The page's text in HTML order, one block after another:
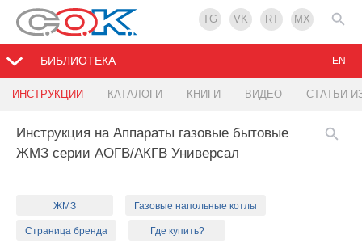
TG VK RT MX
БИБЛИОТЕКА
ИНСТРУКЦИИ КАТАЛОГИ КНИГИ ВИДЕО СТАТЬИ
EN
Инструкция на Аппараты газовые бытовые
ЖМЗ серии АОГВ/АКГВ Универсал
ЖМЗ Газовые напольные котлы
Страница бренда Где купить?